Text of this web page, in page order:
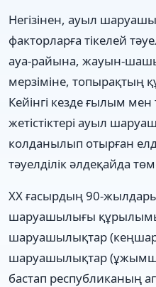
Негізінен, ауыл
факторларға тікелей
ауа-райына, жауын-
мерзіміне, топырақтың
Кейінгі кезде ғылым
жетістіктері ауыл
колданылып отырған
тəуелділік əлдеқайда
ХХ ғасырдың 90-
шаруашылығы
шаруашылықтар
шаруашылықтар
бастап республиканың